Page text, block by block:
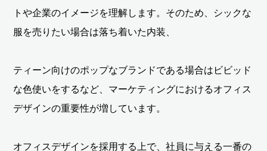
トや企業のイメージを理解します。そのため、シックな
服を売りたい場合は落ち着いた内装、
ティーン向けのポップなブランドである場合はビビッド
な色使いをするなど、マーケティングにおけるオフィス
デザインの重要性が増しています。
オフィスデザインを採用する上で、社員に与える一番の